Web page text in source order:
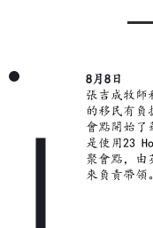
8月8日
張吉成牧師
的移民有負
會點開始了
是使用23
聚會點，由
來負責帶領。